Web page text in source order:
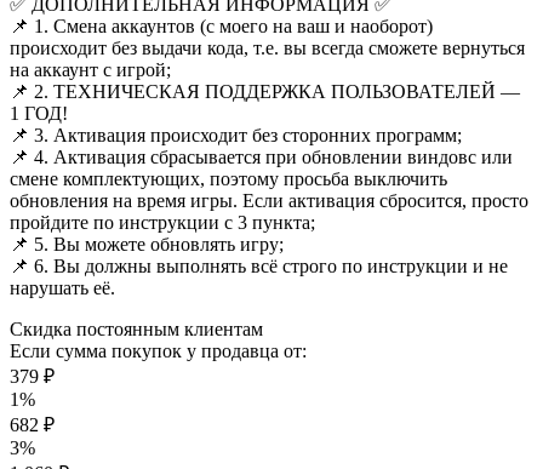
✅ ДОПОЛНИТЕЛЬНАЯ ИНФОРМАЦИЯ ✅
📌 1. Смена аккаунтов (с моего на ваш и наоборот)
происходит без выдачи кода, т.е. вы всегда сможете вернуться
на аккаунт с игрой;
📌 2. ТЕХНИЧЕСКАЯ ПОДДЕРЖКА ПОЛЬЗОВАТЕЛЕЙ —
1 ГОД!
📌 3. Активация происходит без сторонних программ;
📌 4. Активация сбрасывается при обновлении виндовс или
смене комплектующих, поэтому просьба выключить
обновления на время игры. Если активация сбросится, просто
пройдите по инструкции с 3 пункта;
📌 5. Вы можете обновлять игру;
📌 6. Вы должны выполнять всё строго по инструкции и не
нарушать её.
Скидка постоянным клиентам
Если сумма покупок у продавца от:
379 ₽
1%
682 ₽
3%